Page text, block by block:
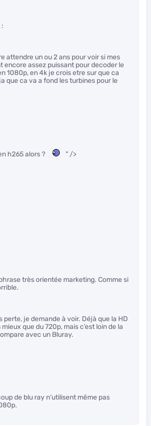
attendre un ou 2 ans pour voir si mes
encore assez puissant pour decoder le
1080p, en 4k je crois etre sur que ca
que ca va a fond les turbines pour le
h265 alors ? " />
très orientée marketing. Comme si
perte, je demande à voir. Déjà que la HD
que du 720p, mais c’est loin de la
avec un Bluray.
de blu ray n’utilisent même pas